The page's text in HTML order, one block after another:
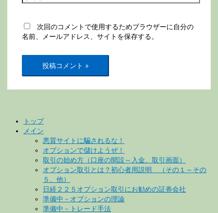
イ
次回のコメントで使用するためブラウザーに自分の
名前、メールアドレス、サイトを保存する。
トップ
メイン
悪質サイトに騙されるな！
オプションで儲けようぜ！
取引の始め方（口座の開設～入金、取引画面）
オプション取引とは？初心者用説明 （その１～その
５、他）
日経２２５オプション取引にお勧めの証券会社
準備中－オプションの理論
準備中－トレード手法